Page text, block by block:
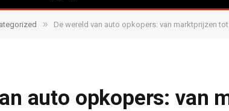
» De wereld van auto opkopers: van marktprijzen
auto opkopers: van